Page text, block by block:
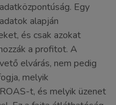
Egy
alapján
és csak azokat
a profitot. A
elvárás, nem pedig
melyik
t, és melyik üzenet